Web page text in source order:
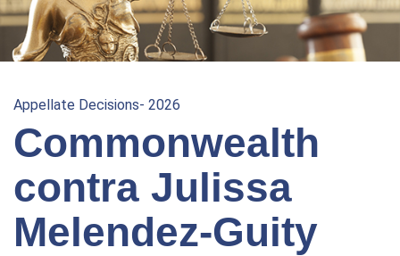
Appellate Decisions- 2026
Commonwealth
contra Julissa
Melendez-Guity